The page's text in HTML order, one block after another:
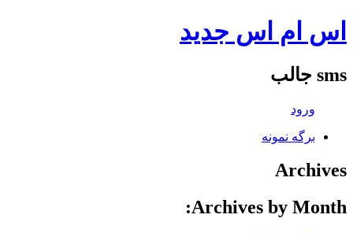
اس ام اس جدید
sms جالب
ورود
برگه نمونه
Archives
Archives by Month: